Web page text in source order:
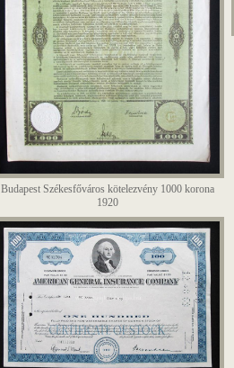
Budapest Székesfőváros kötelezvény 1000 korona
1920